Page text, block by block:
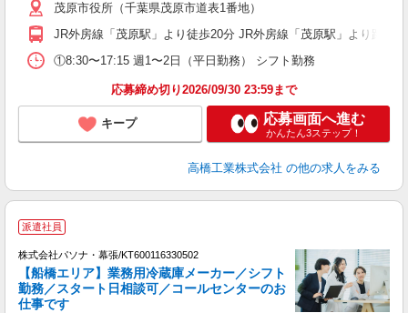
茂原市役所（千葉県茂原市道表1番地）
JR外房線「茂原駅」より徒歩20分 JR外房線「茂原駅」より路線
①8:30〜17:15 週1〜2日（平日勤務） シフト勤務
応募締め切り2026/09/30 23:59まで
キープ 応募画面へ進む
かんたん3ステップ！
高橋工業株式会社 の他の求人をみる
派遣社員
株式会社パソナ・幕張/KT600116330502
【船橋エリア】業務用冷蔵庫メーカー／シフト
勤務／スタート日相談可／コールセンターのお
仕事です